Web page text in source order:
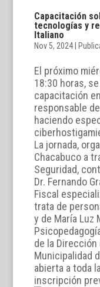
Capacitación
tecnologías y
Italiano
Nov 5, 2024|
El próximo
18:30 horas,
capacitación
responsable
haciendo
La jornada,
Chacabuco a
Seguridad,
Dr. Fernando
Fiscal
trata de
y de María Luz
de la Dirección
Municipalidad
abierta a toda
inscripción